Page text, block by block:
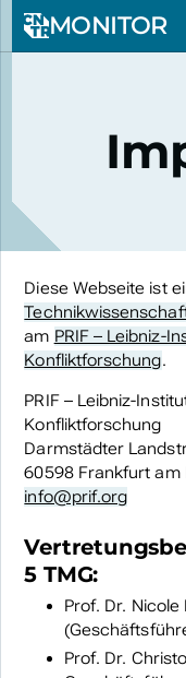
MONITOR
Diese Webseite ist
am PRIF – Leibniz-
Konfliktforschung.
PRIF – Leibniz-
Konfliktforschung
Darmstädter
60598 Frankfurt am
info@prif.org
5 TMG:
Prof. Dr.
Prof. Dr.